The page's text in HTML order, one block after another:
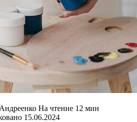
На чтение 12 мин
15.06.2024